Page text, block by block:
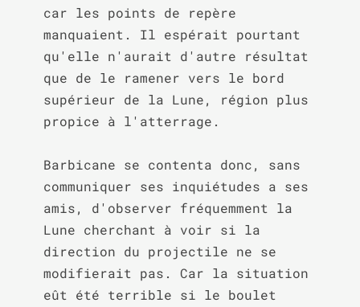
car les points de repère
manquaient. Il espérait pourtant
qu'elle n'aurait d'autre résultat
que de le ramener vers le bord
supérieur de la Lune, région plus
propice à l'atterrage.
Barbicane se contenta donc, sans
communiquer ses inquiétudes a ses
amis, d'observer fréquemment la
Lune cherchant à voir si la
direction du projectile ne se
modifierait pas. Car la situation
eût été terrible si le boulet